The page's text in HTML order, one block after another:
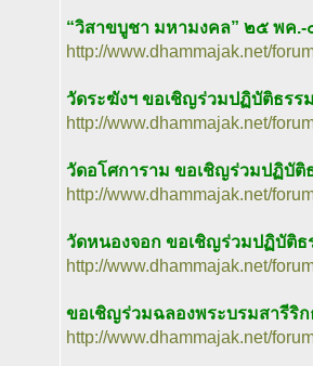
“วิสาขบูชา มหามงคล” ๒๕ พค
http://www.dhammajak.net/
วัดระฆังฯ ขอเชิญร่วมปฏิบัติธร
http://www.dhammajak.net/
วัดอโศการาม ขอเชิญร่วมปฏิบั
http://www.dhammajak.net/
วัดหนองจอก ขอเชิญร่วมปฏิบัติ
http://www.dhammajak.net/
ขอเชิญร่วมฉลองพระบรมสารีริ
http://www.dhammajak.net/